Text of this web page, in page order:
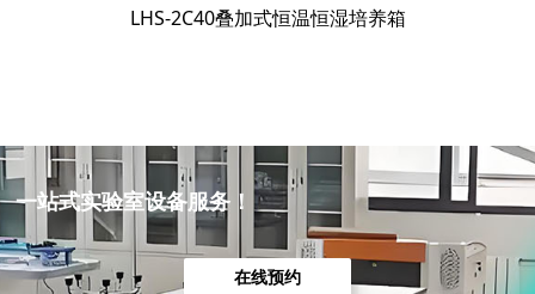
LHS-2C40叠加式恒温恒湿培养箱
一站式实验室设备服务！
在线预约